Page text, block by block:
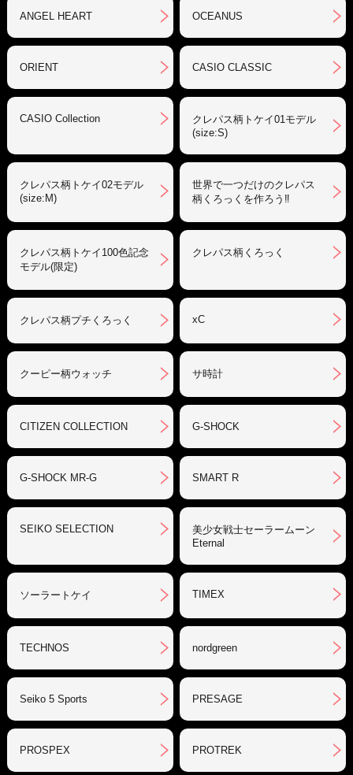
ANGEL HEART OCEANUS
ORIENT CASIO CLASSIC
CASIO Collection
クレパス柄トケイ01モデル
(size:S)
クレパス柄トケイ02モデル
(size:M)
世界で一つだけのクレパス
柄くろっくを作ろう‼︎
クレパス柄トケイ100色記念
モデル(限定)
クレパス柄くろっく
クレパス柄プチくろっく xC
クーピー柄ウォッチ サ時計
CITIZEN COLLECTION G-SHOCK
G-SHOCK MR-G SMART R
SEIKO SELECTION
美少女戦士セーラームーン
Eternal
ソーラートケイ TIMEX
TECHNOS nordgreen
Seiko 5 Sports PRESAGE
PROSPEX PROTREK